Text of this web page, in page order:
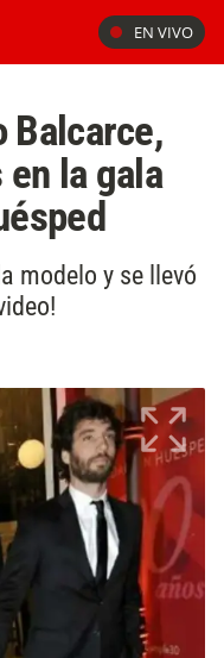
EN VIVO
Balcarce,
la gala
modelo y se llevó